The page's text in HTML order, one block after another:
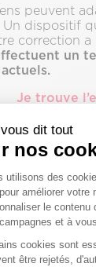
dit tout
nos
utilisons des
améliorer votre
le contenu
et à
cookies sont
être rejetés,
peuvent
Un dispositif
correction a
un
Je trouve
tout en
les
offre soumise à
la vue à visée